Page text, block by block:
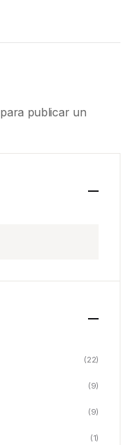
para publicar un
(22)
(9)
(9)
(1)